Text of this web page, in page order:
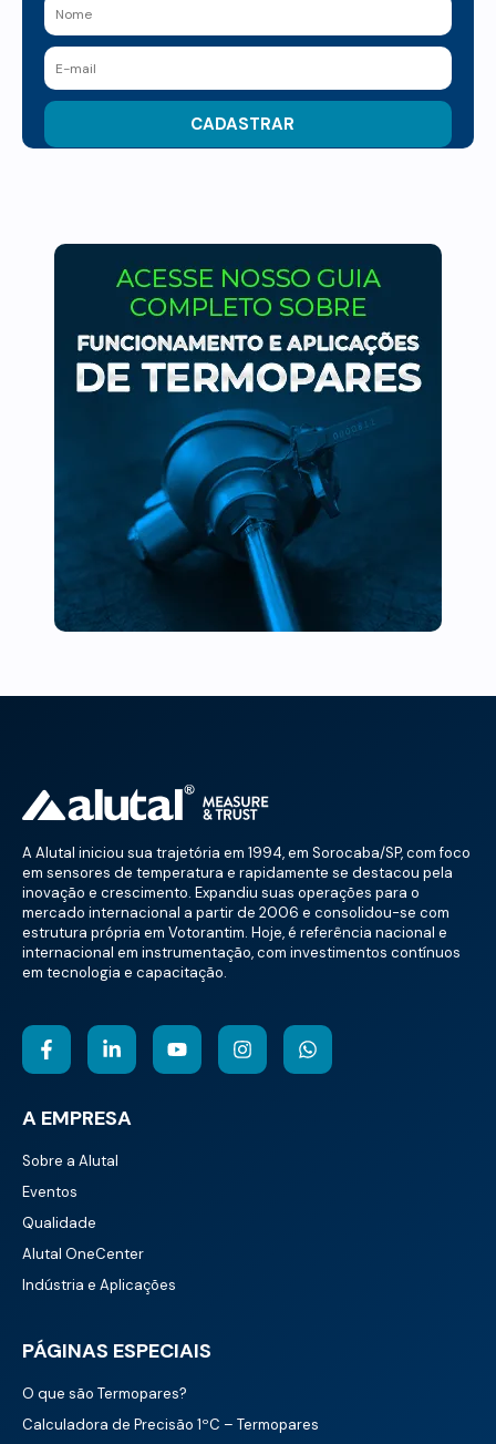
A Alutal iniciou sua trajetória em 1994, em Sorocaba/SP, com foco
em sensores de temperatura e rapidamente se destacou pela
inovação e crescimento. Expandiu suas operações para o
mercado internacional a partir de 2006 e consolidou-se com
estrutura própria em Votorantim. Hoje, é referência nacional e
internacional em instrumentação, com investimentos contínuos
em tecnologia e capacitação.
A EMPRESA
Sobre a Alutal
Eventos
Qualidade
Alutal OneCenter
Indústria e Aplicações
PÁGINAS ESPECIAIS
O que são Termopares?
Calculadora de Precisão 1ºC – Termopares